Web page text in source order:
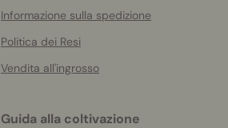
Informazione sulla spedizione
Politica dei Resi
Vendita all'ingrosso
Guida alla coltivazione